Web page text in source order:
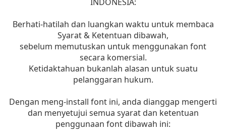
Berhati-hatilah dan luangkan waktu untuk membaca
Syarat & Ketentuan dibawah,
sebelum memutuskan untuk menggunakan font
secara komersial.
Ketidaktahuan bukanlah alasan untuk suatu
pelanggaran hukum.
Dengan meng-install font ini, anda dianggap mengerti
dan menyetujui semua syarat dan ketentuan
penggunaan font dibawah ini: